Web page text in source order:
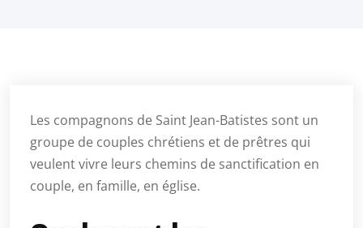
Les compagnons de Saint Jean-Batistes sont un
groupe de couples chrétiens et de prêtres qui
veulent vivre leurs chemins de sanctification en
couple, en famille, en église.